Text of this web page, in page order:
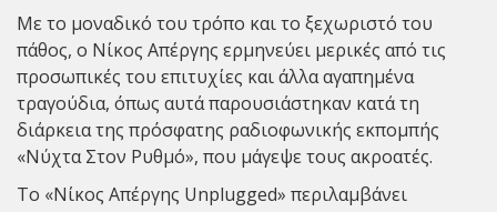
Με το μοναδικό του τρόπο και το ξεχωριστό του
πάθος, ο Νίκος Απέργης ερμηνεύει μερικές από τις
προσωπικές του επιτυχίες και άλλα αγαπημένα
τραγούδια, όπως αυτά παρουσιάστηκαν κατά τη
διάρκεια της πρόσφατης ραδιοφωνικής εκπομπής
«Νύχτα Στον Ρυθμό», που μάγεψε τους ακροατές.
Το «Νίκος Απέργης Unplugged» περιλαμβάνει